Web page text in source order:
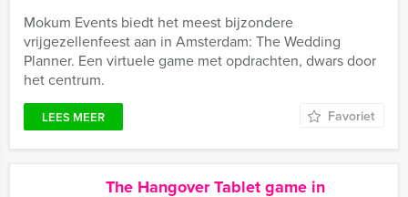
Mokum Events biedt het meest bijzondere
vrijgezellenfeest aan in Amsterdam: The Wedding
Planner. Een virtuele game met opdrachten, dwars door
het centrum.
LEES MEER Favoriet
The Hangover Tablet game in